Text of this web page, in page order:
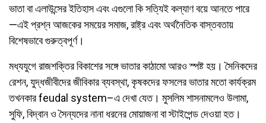
ভাতা বা এলাউন্সের ইতিহাস এবং এগুলো কি সত্যিই কল্যাণ বয়ে আনতে পারে
—এই প্রশ্ন আজকের সময়ের সমাজ, রাষ্ট্র এবং অর্থনৈতিক বাস্তবতায়
বিশেষভাবে গুরুত্বপূর্ণ।
মধ্যযুগে রাজশক্তির বিকাশের সঙ্গে ভাতার কাঠামো আরও স্পষ্ট হয়। সৈনিকদের
রেশন, যুদ্ধজীবীদের জীবিকার ব্যবস্থা, কৃষকদের ফসলের ভাতার মতো কার্যক্রম
তখনকার feudal system–এ দেখা যেত। মুসলিম শাসনামলেও উলামা,
সুফি, বিদ্বান ও সৈন্যদের নানা ধরনের মোয়াজনা বা স্টাইপেন্ড দেওয়া হত।